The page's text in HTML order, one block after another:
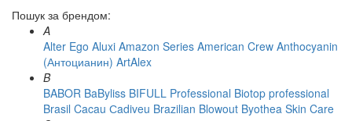
Пошук за брендом:
A
Alter Ego Aluxi Amazon Series American Crew Anthocyanin
(Антоцианин) ArtAlex
B
BABOR BaByliss BIFULL Professional Biotop professional
Brasil Cacau Сadiveu Brazilian Blowout Byothea Skin Care